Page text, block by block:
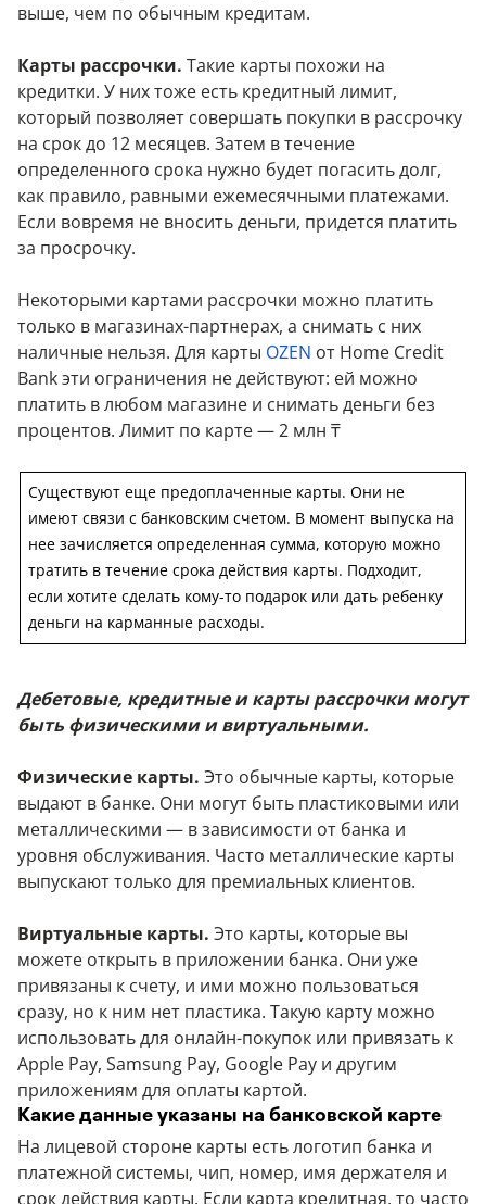
выше, чем по обычным кредитам.
Карты рассрочки. Такие карты похожи на
кредитки. У них тоже есть кредитный лимит,
который позволяет совершать покупки в рассрочку
на срок до 12 месяцев. Затем в течение
определенного срока нужно будет погасить долг,
как правило, равными ежемесячными платежами.
Если вовремя не вносить деньги, придется платить
за просрочку.
Некоторыми картами рассрочки можно платить
только в магазинах-партнерах, а снимать с них
наличные нельзя. Для карты OZEN от Home Credit
Bank эти ограничения не действуют: ей можно
платить в любом магазине и снимать деньги без
процентов. Лимит по карте — 2 млн ₸
Существуют еще предоплаченные карты. Они не
имеют связи с банковским счетом. В момент выпуска на
нее зачисляется определенная сумма, которую можно
тратить в течение срока действия карты. Подходит,
если хотите сделать кому-то подарок или дать ребенку
деньги на карманные расходы.
Дебетовые, кредитные и карты рассрочки могут
быть физическими и виртуальными.
Физические карты. Это обычные карты, которые
выдают в банке. Они могут быть пластиковыми или
металлическими — в зависимости от банка и
уровня обслуживания. Часто металлические карты
выпускают только для премиальных клиентов.
Виртуальные карты. Это карты, которые вы
можете открыть в приложении банка. Они уже
привязаны к счету, и ими можно пользоваться
сразу, но к ним нет пластика. Такую карту можно
использовать для онлайн-покупок или привязать к
Apple Pay, Samsung Pay, Google Pay и другим
приложениям для оплаты картой.
Какие данные указаны на банковской карте
На лицевой стороне карты есть логотип банка и
платежной системы, чип, номер, имя держателя и
срок действия карты. Если карта кредитная, то часто